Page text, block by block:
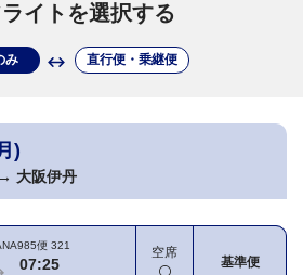
イトを選択する
み 直行便・乗継便
)
→ 大阪伊丹
便 321
07:25
空席
基準便